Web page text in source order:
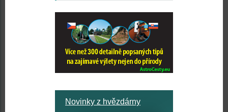
Novinky z hvězdárny